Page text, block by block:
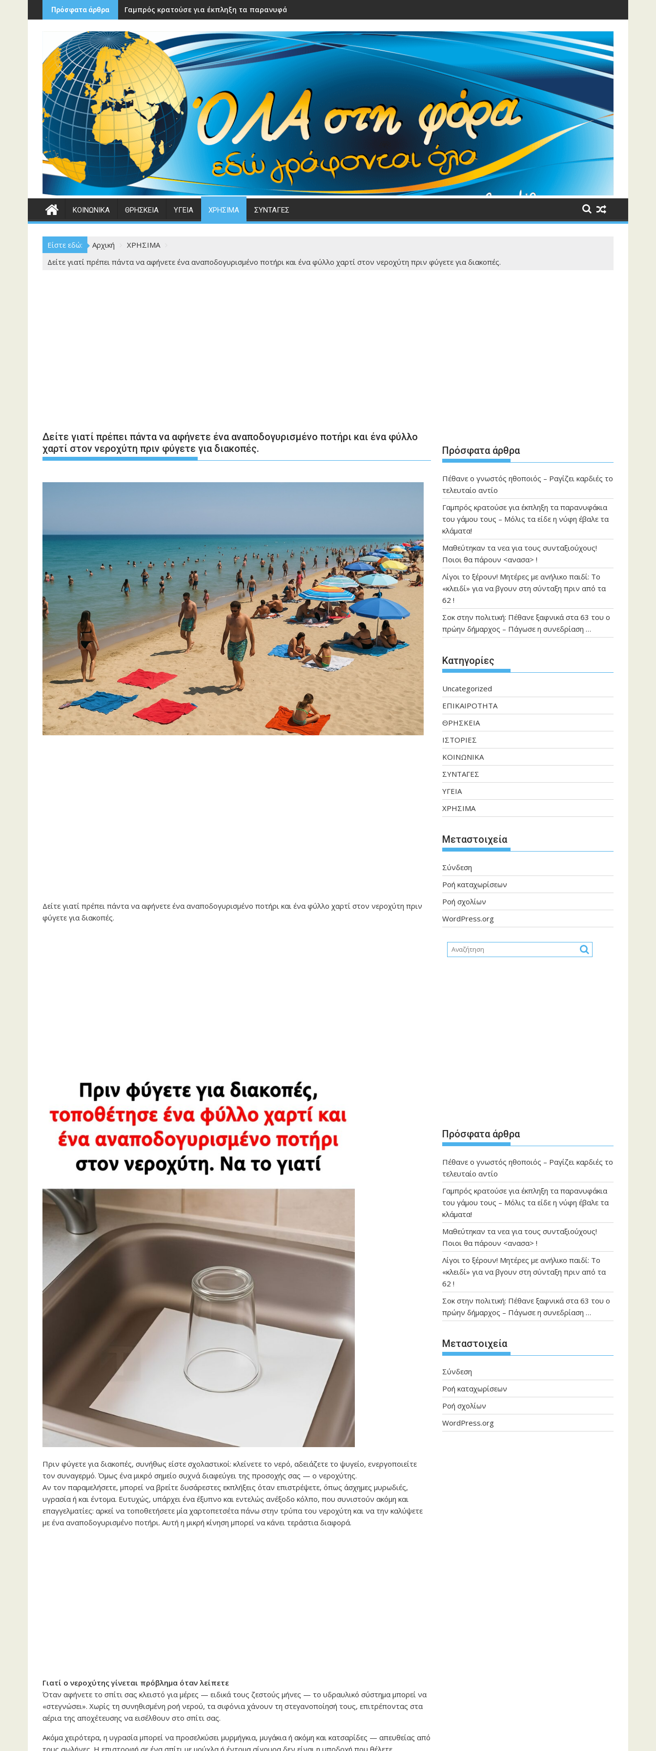
Περάστε
στο
περιεχόμενο
Πρόσφατα άρθρα Γαμπρός κρατούσε για έκπληξη τα παρανυφάκια του γάμου τους – Μόλις τα είδε η νύφη έβαλε τα κλάματα!
ΚΟΙΝΩΝΙΚΑ ΘΡΗΣΚΕΙΑ ΥΓΕΙΑ ΧΡΗΣΙΜΑ ΣΥΝΤΑΓΕΣ
Είστε εδώ: Αρχική
ΧΡΗΣΙΜΑ
Δείτε γιατί πρέπει πάντα να αφήνετε ένα αναποδογυρισμένο ποτήρι και ένα φύλλο χαρτί στον νεροχύτη πριν φύγετε για διακοπές.
Δείτε γιατί πρέπει πάντα να αφήνετε ένα αναποδογυρισμένο ποτήρι και ένα φύλλο
χαρτί στον νεροχύτη πριν φύγετε για διακοπές.
Δείτε γιατί πρέπει πάντα να αφήνετε ένα αναποδογυρισμένο ποτήρι και ένα φύλλο χαρτί στον νεροχύτη πριν
φύγετε για διακοπές.
Πριν φύγετε για διακοπές, συνήθως είστε σχολαστικοί: κλείνετε το νερό, αδειάζετε το ψυγείο, ενεργοποιείτε
τον συναγερμό. Όμως ένα μικρό σημείο συχνά διαφεύγει της προσοχής σας — ο νεροχύτης.
Αν τον παραμελήσετε, μπορεί να βρείτε δυσάρεστες εκπλήξεις όταν επιστρέψετε, όπως άσχημες μυρωδιές,
υγρασία ή και έντομα. Ευτυχώς, υπάρχει ένα έξυπνο και εντελώς ανέξοδο κόλπο, που συνιστούν ακόμη και
επαγγελματίες: αρκεί να τοποθετήσετε μία χαρτοπετσέτα πάνω στην τρύπα του νεροχύτη και να την καλύψετε
με ένα αναποδογυρισμένο ποτήρι. Αυτή η μικρή κίνηση μπορεί να κάνει τεράστια διαφορά.
Γιατί ο νεροχύτης γίνεται πρόβλημα όταν λείπετε
Όταν αφήνετε το σπίτι σας κλειστό για μέρες — ειδικά τους ζεστούς μήνες — το υδραυλικό σύστημα μπορεί να
«στεγνώσει». Χωρίς τη συνηθισμένη ροή νερού, τα σιφόνια χάνουν τη στεγανοποίησή τους, επιτρέποντας στα
αέρια της αποχέτευσης να εισέλθουν στο σπίτι σας.
Ακόμα χειρότερα, η υγρασία μπορεί να προσελκύσει μυρμήγκια, μυγάκια ή ακόμη και κατσαρίδες — απευθείας από
Πρόσφατα άρθρα
Πέθανε ο γνωστός ηθοποιός – Ραγίζει καρδιές το
τελευταίο αντίο
Γαμπρός κρατούσε για έκπληξη τα παρανυφάκια
του γάμου τους – Μόλις τα είδε η νύφη έβαλε τα
κλάματα!
Μαθεύτηκαν τα νεα για τους συνταξιούχους!
Ποιοι θα πάρουν <ανασα> !
Λίγοι το ξέρουν! Μητέρες με ανήλικο παιδί: Το
«κλειδί» για να βγουν στη σύνταξη πριν από τα
62 !
Σοκ στην πολιτική: Πέθανε ξαφνικά στα 63 του ο
πρώην δήμαρχος – Πάγωσε η συνεδρίαση …
Kατηγορίες
Uncategorized
ΕΠΙΚΑΙΡΟΤΗΤΑ
ΘΡΗΣΚΕΙΑ
ΙΣΤΟΡΙΕΣ
ΚΟΙΝΩΝΙΚΑ
ΣΥΝΤΑΓΕΣ
ΥΓΕΙΑ
ΧΡΗΣΙΜΑ
Μεταστοιχεία
Σύνδεση
Ροή καταχωρίσεων
Ροή σχολίων
WordPress.org
Πρόσφατα άρθρα
Πέθανε ο γνωστός ηθοποιός – Ραγίζει καρδιές το
τελευταίο αντίο
Γαμπρός κρατούσε για έκπληξη τα παρανυφάκια
του γάμου τους – Μόλις τα είδε η νύφη έβαλε τα
κλάματα!
Μαθεύτηκαν τα νεα για τους συνταξιούχους!
Ποιοι θα πάρουν <ανασα> !
Λίγοι το ξέρουν! Μητέρες με ανήλικο παιδί: Το
«κλειδί» για να βγουν στη σύνταξη πριν από τα
62 !
Σοκ στην πολιτική: Πέθανε ξαφνικά στα 63 του ο
πρώην δήμαρχος – Πάγωσε η συνεδρίαση …
Μεταστοιχεία
Σύνδεση
Ροή καταχωρίσεων
Ροή σχολίων
WordPress.org